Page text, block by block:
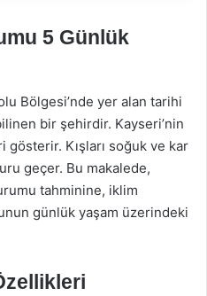
5 Günlük
Bölgesi’nde yer alan tarihi
bir şehirdir. Kayseri’nin
Kışları soğuk ve kar
geçer. Bu makalede,
tahminine, iklim
günlük yaşam üzerindeki